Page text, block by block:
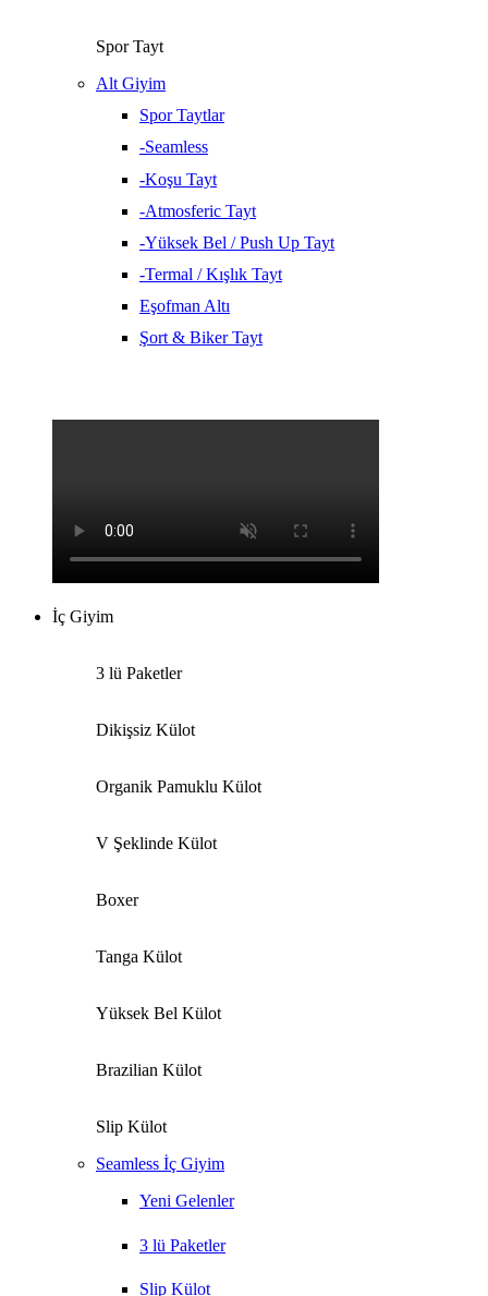
Spor Tayt
Alt Giyim
Spor Taytlar
-Seamless
-Koşu Tayt
-Atmosferic Tayt
-Yüksek Bel / Push Up Tayt
-Termal / Kışlık Tayt
Eşofman Altı
Şort & Biker Tayt
İç Giyim
3 lü Paketler
Dikişsiz Külot
Organik Pamuklu Külot
V Şeklinde Külot
Boxer
Tanga Külot
Yüksek Bel Külot
Brazilian Külot
Slip Külot
Seamless İç Giyim
Yeni Gelenler
3 lü Paketler
Slip Külot